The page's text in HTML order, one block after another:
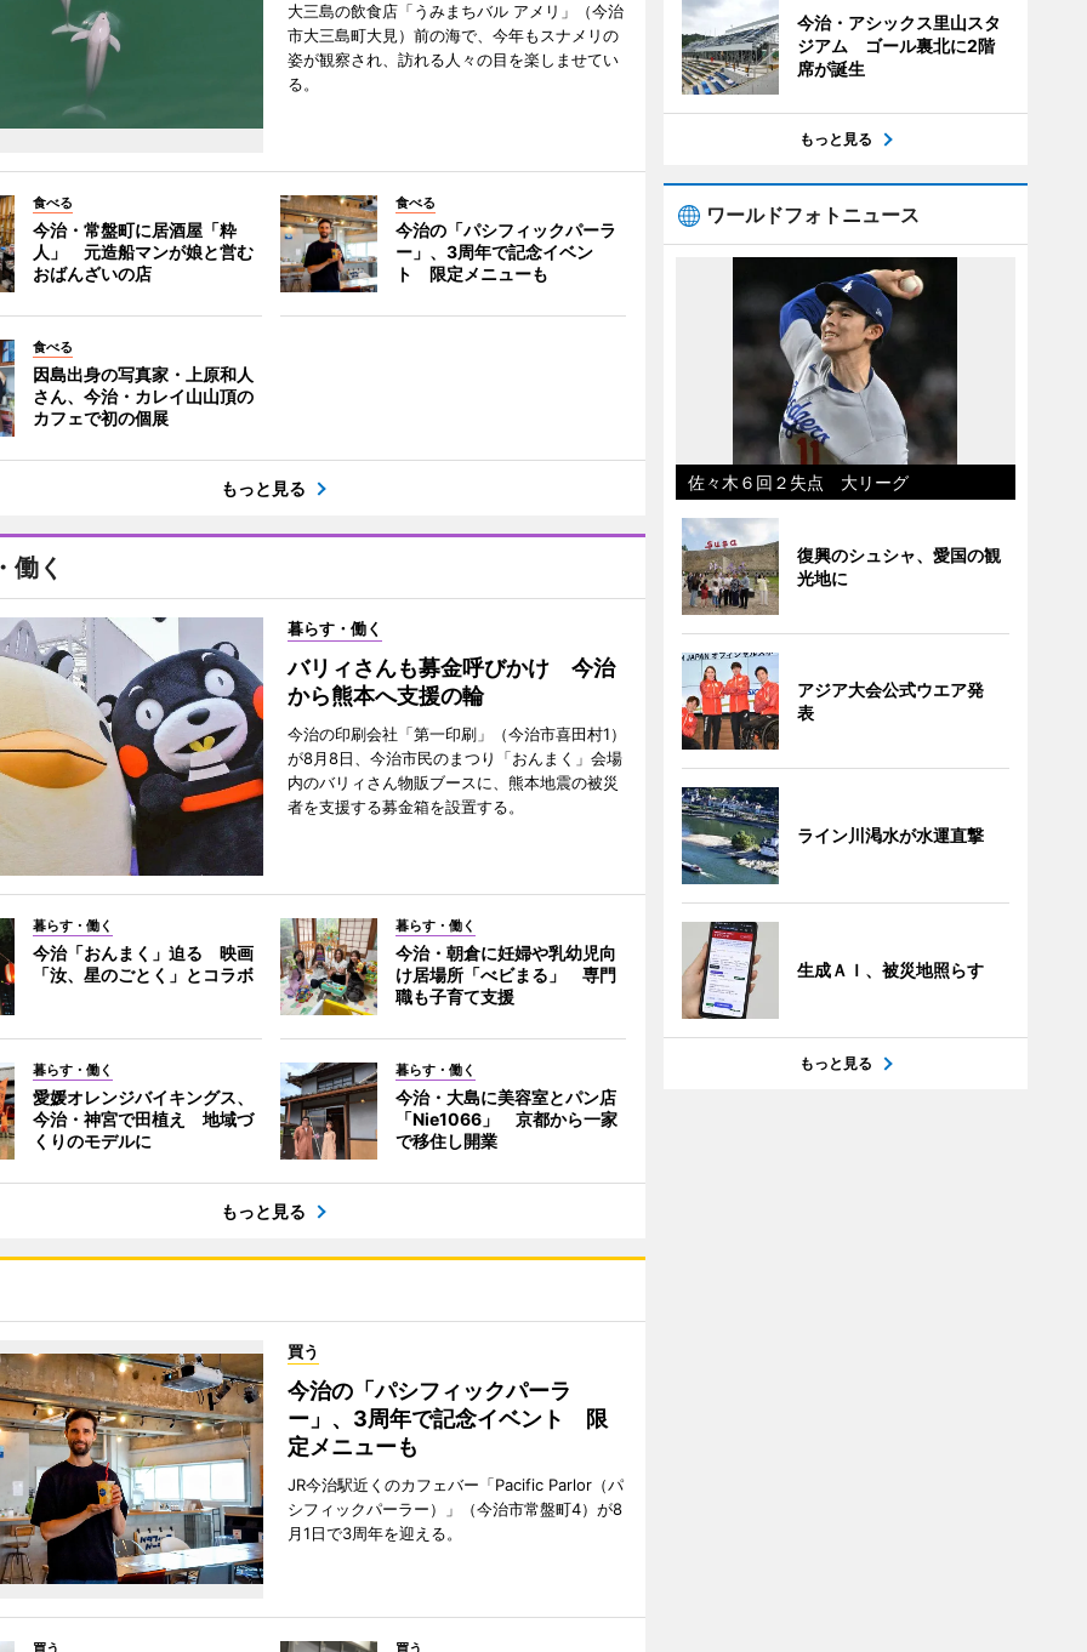
大三島の飲食店「うみまちバル アメリ」（今治
市大三島町大見）前の海で、今年もスナメリの
姿が観察され、訪れる人々の目を楽しませてい
る。
食べる
今治・常盤町に居酒屋「粋
人」 元造船マンが娘と営む
おばんざいの店
食べる
今治の「パシフィックパーラ
ー」、3周年で記念イベン
ト 限定メニューも
食べる
因島出身の写真家・上原和人
さん、今治・カレイ山山頂の
カフェで初の個展
もっと見る
働く
暮らす・働く
バリィさんも募金呼びかけ 今治
から熊本へ支援の輪
今治の印刷会社「第一印刷」（今治市喜田村1）
が8月8日、今治市民のまつり「おんまく」会場
内のバリィさん物販ブースに、熊本地震の被災
者を支援する募金箱を設置する。
暮らす・働く
今治「おんまく」迫る 映画
「汝、星のごとく」とコラボ
暮らす・働く
今治・朝倉に妊婦や乳幼児向
け居場所「べビまる」 専門
職も子育て支援
暮らす・働く
愛媛オレンジバイキングス、
今治・神宮で田植え 地域づ
くりのモデルに
暮らす・働く
今治・大島に美容室とパン店
「Nie1066」 京都から一家
で移住し開業
もっと見る
買う
今治の「パシフィックパーラ
ー」、3周年で記念イベント 限
定メニューも
JR今治駅近くのカフェバー「Pacific Parlor（パ
シフィックパーラー）」（今治市常盤町4）が8
月1日で3周年を迎える。
買う 買う
今治・アシックス里山スタ
ジアム ゴール裏北に2階
席が誕生
もっと見る
ワールドフォトニュース
佐々木６回２失点 大リーグ
復興のシュシャ、愛国の観
光地に
アジア大会公式ウエア発
表
ライン川渇水が水運直撃
生成ＡＩ、被災地照らす
もっと見る